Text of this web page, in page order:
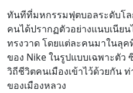
ทันทีที่มหกรรมฟุตบอลระดับโล
คนได้ปรากฏตัวอย่างแนบเนีย
ทรงวาด โดยแต่ละคนมาในลุ
ของ Nike ในรูปแบบเฉพาะตั
วิถีชีวิตคนเมืองเข้าไว้ด้วยกัน
ของเมืองหลวง